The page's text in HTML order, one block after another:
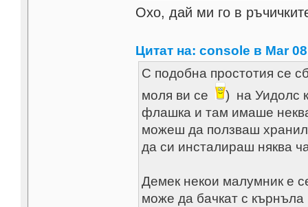
Охо, дай ми го в
Цитат на: console в Mar
С подобна простотия се
моля ви се
) на Уидолс
флашка и там имаше
можеш да ползваш
да си инсталираш няква
Демек некои малумник е
може да бачкат с